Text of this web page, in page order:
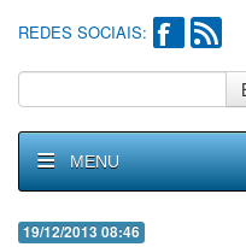
REDES SOCIAIS:
MENU
19/12/2013 08:46